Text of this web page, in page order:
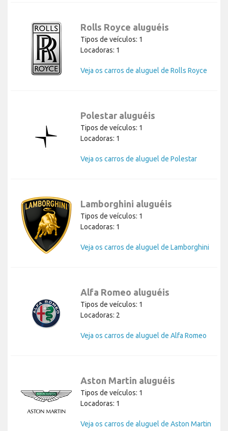
Rolls Royce aluguéis
Tipos de veículos: 1
Locadoras: 1
Veja os carros de aluguel de Rolls Royce
Polestar aluguéis
Tipos de veículos: 1
Locadoras: 1
Veja os carros de aluguel de Polestar
Lamborghini aluguéis
Tipos de veículos: 1
Locadoras: 1
Veja os carros de aluguel de Lamborghini
Alfa Romeo aluguéis
Tipos de veículos: 1
Locadoras: 2
Veja os carros de aluguel de Alfa Romeo
Aston Martin aluguéis
Tipos de veículos: 1
Locadoras: 1
Veja os carros de aluguel de Aston Martin